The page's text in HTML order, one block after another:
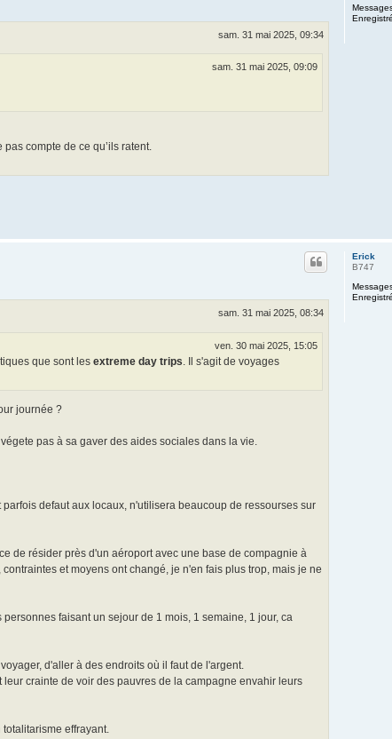
sam. 31 mai 2025, 09:34
sam. 31 mai 2025, 09:09
compte de ce qu’ils ratent.
Erick
B747
sam. 31 mai 2025, 08:34
ven. 30 mai 2025, 15:05
que sont les extreme day trips . Il s'agit de voyages
journée ?
pas à sa gaver des aides sociales dans la vie.
defaut aux locaux, n'utilisera beaucoup de ressourses sur
de résider près d'un aéroport avec une base de compagnie à
et moyens ont changé, je n'en fais plus trop, mais je ne
faisant un sejour de 1 mois, 1 semaine, 1 jour, ca
d'aller à des endroits où il faut de l'argent.
crainte de voir des pauvres de la campagne envahir leurs
effrayant.